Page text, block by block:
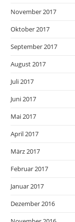
November 2017
Oktober 2017
September 2017
August 2017
Juli 2017
Juni 2017
Mai 2017
April 2017
März 2017
Februar 2017
Januar 2017
Dezember 2016